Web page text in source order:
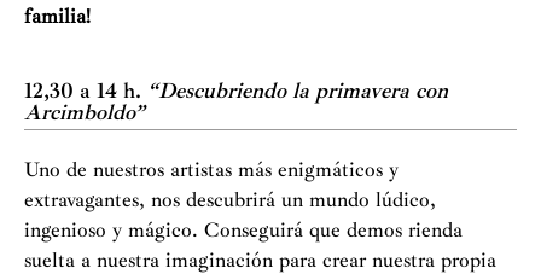
familia!
12,30 a 14 h. “Descubriendo la primavera con
Arcimboldo”
Uno de nuestros artistas más enigmáticos y
extravagantes, nos descubrirá un mundo lúdico,
ingenioso y mágico. Conseguirá que demos rienda
suelta a nuestra imaginación para crear nuestra propia